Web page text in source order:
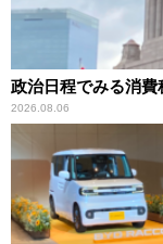
政治日程でみる消
2026.08.06